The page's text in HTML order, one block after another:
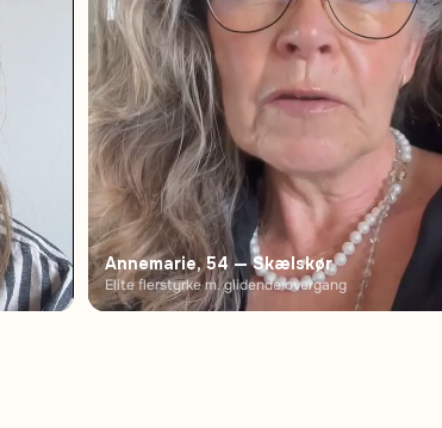
Annemarie, 54 — Skælskør
Elite flerstyrke m. glidende overgang